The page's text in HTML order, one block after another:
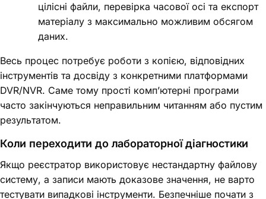
цілісні файли, перевірка часової осі та експорт
матеріалу з максимально можливим обсягом
даних.
Весь процес потребує роботи з копією, відповідних
інструментів та досвіду з конкретними платформами
DVR/NVR. Саме тому прості комп’ютерні програми
часто закінчуються неправильним читанням або пустим
результатом.
Коли переходити до лабораторної діагностики
Якщо реєстратор використовує нестандартну файлову
систему, а записи мають доказове значення, не варто
тестувати випадкові інструменти. Безпечніше почати з